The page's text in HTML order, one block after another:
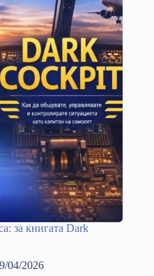
за книгата Dark
04/2026